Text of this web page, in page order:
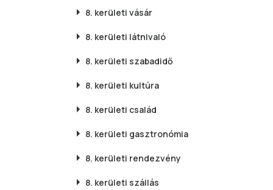
8. kerületi vásár
8. kerületi látnivaló
8. kerületi szabadidő
8. kerületi kultúra
8. kerületi család
8. kerületi gasztronómia
8. kerületi rendezvény
8. kerületi szállás